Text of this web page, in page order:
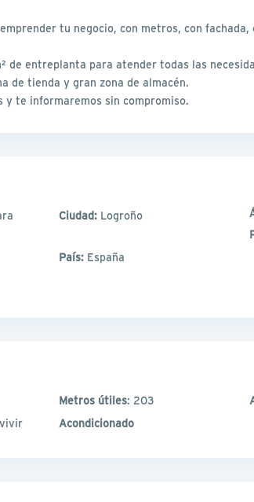
tu negocio, con metros, con
de entreplanta para atender todas las
de tienda y gran zona de almacén.
y te informaremos sin compromiso.
Ciudad: Logroño
País: España
Metros útiles: 203
Acondicionado